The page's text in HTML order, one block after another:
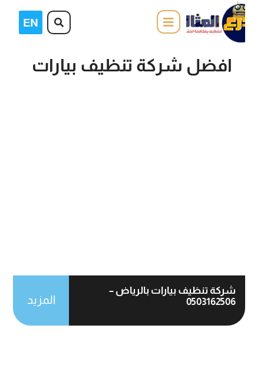
افضل شركة تنظيف بيارات
شركة تنظيف بيارات بالرياض –
0503162506
المزيد